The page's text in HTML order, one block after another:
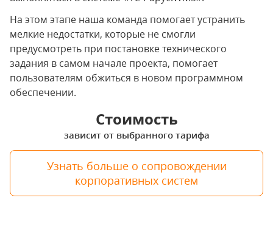
На этом этапе наша команда помогает устранить
мелкие недостатки, которые не смогли
предусмотреть при постановке технического
задания в самом начале проекта, помогает
пользователям обжиться в новом программном
обеспечении.
Стоимость
зависит от выбранного тарифа
Узнать больше о сопровождении
корпоративных систем